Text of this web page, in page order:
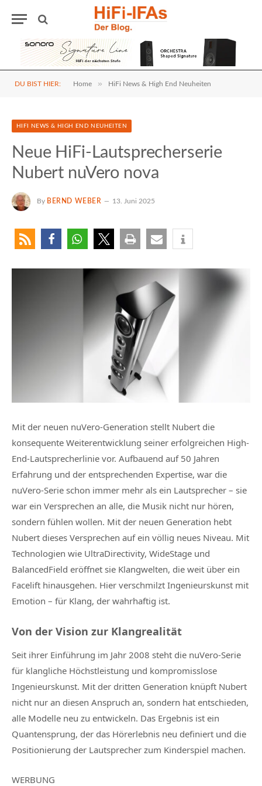
DU BIST HIER: Home » HiFi News & High End Neuheiten
HIFI NEWS & HIGH END NEUHEITEN
Neue HiFi-Lautsprecherserie
Nubert nuVero nova
By BERND WEBER 13. Juni 2025
Mit der neuen nuVero-Generation stellt Nubert die
konsequente Weiterentwicklung seiner erfolgreichen High-
End-Lautsprecherlinie vor. Aufbauend auf 50 Jahren
Erfahrung und der entsprechenden Expertise, war die
nuVero-Serie schon immer mehr als ein Lautsprecher – sie
war ein Versprechen an alle, die Musik nicht nur hören,
sondern fühlen wollen. Mit der neuen Generation hebt
Nubert dieses Versprechen auf ein völlig neues Niveau. Mit
Technologien wie UltraDirectivity, WideStage und
BalancedField eröffnet sie Klangwelten, die weit über ein
Facelift hinausgehen. Hier verschmilzt Ingenieurskunst mit
Emotion – für Klang, der wahrhaftig ist.
Von der Vision zur Klangrealität
Seit ihrer Einführung im Jahr 2008 steht die nuVero-Serie
für klangliche Höchstleistung und kompromisslose
Ingenieurskunst. Mit der dritten Generation knüpft Nubert
nicht nur an diesen Anspruch an, sondern hat entschieden,
alle Modelle neu zu entwickeln. Das Ergebnis ist ein
Quantensprung, der das Hörerlebnis neu definiert und die
Positionierung der Lautsprecher zum Kinderspiel machen.
WERBUNG